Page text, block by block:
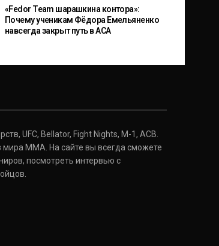
«Fedor Team шарашкина контора»:
Почему ученикам Фёдора Емельяненко
навсегда закрыт путь в ACA
UFC, Bellator, Fight Nights, M-1, ACB.
мира ММА. На сайте вы всегда сможете
посмотреть интервью с